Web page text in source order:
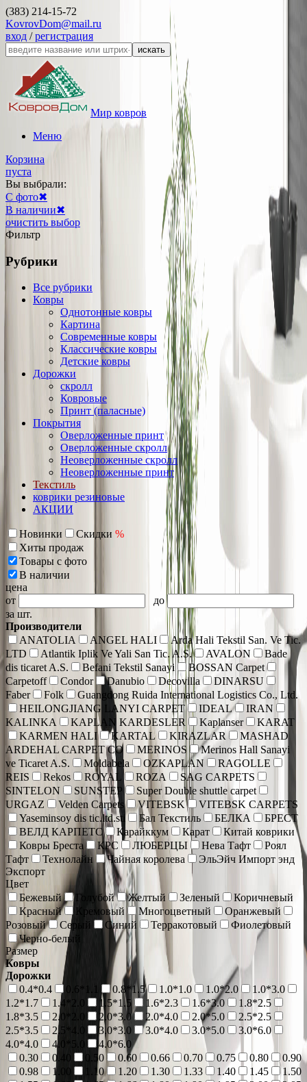
(383) 214-15-72
KovrovDom@mail.ru
вход /регистрация
искать
Мир ковров
Меню
Корзина
пуста
Вы выбрали:
С фото✖
В наличии✖
очистить выбор
Фильтр
Рубрики
Все рубрики
Ковры
Однотонные ковры
Картина
Современные ковры
Классические ковры
Детские ковры
Дорожки
скролл
Ковровые
Принт (паласные)
Покрытия
Оверложенные принт
Оверложенные скролл
Неоверложенные скролл
Неоверложенные принт
Текстиль
коврики резиновые
АКЦИИ
Новинки Скидки %
Хиты продаж
Товары с фото
В наличии
цена
от
до
за шт.
Производители
ANATOLIA
ANGEL HALI
Arda Hali Tekstil San. Ve Tic.
LTD
Atlantik Iplik Ve Yali San Tic. A.S. AVALON
Bade
dis ticaret A.S.
Befani Tekstil Sanayi
BOSSAN Carpet
Carpetoff
Condor Danubio Decovilla
DINARSU
Faber
Folk
Guangdong Ruida International Logistics Co., Ltd.
HEILONGJIANG LANYI CARPET
IDEAL
IRAN
KALINKA
KAPLAN KARDESLER Kaplanser
KARAT
KARMEN HALI
KARTAL KIRAZLAR
MASHAD
ARDEHAL CARPET CO
MERINOS
Merinos Hall Sanayi
ve Ticaret A.S.
Moldabela OZKAPLAN
RAGOLLE
REIS
Rekos ROYAL ROZA
SAG CARPETS
SINTELON
SUNSTEP
Super Double shuttle carpet
URGAZ
Velden Carpets VITEBSK
VITEBSK CARPETS
Yaseminsoy dis tic.ltd.sti
Бал Текстиль БЕЛКА
БРЕСТ
ВЕЛД КАРПЕТС
Карайккум Карат
Китай коврики
Ковры Бреста
КРС ЛЮБЕРЦЫ Нева Тафт
Роял
Тафт
Технолайн Чайная королева
ЭльЭйч Импорт энд
Экспорт
Цвет
Бежевый
Голубой Желтый Зеленый
Коричневый
Красный
Кремовый Многоцветный
Оранжевый
Розовый
Серый Синий Терракотовый
Фиолетовый
Черно-белый
Размер
Ковры
Дорожки
0.4*0.4
0.6*1.1 0.8*1.5 1.0*1.0 1.0*2.0
1.0*3.0
1.2*1.7
1.4*2.0 1.5*1.5 1.6*2.3 1.6*3.0
1.8*2.5
1.8*3.5
2.0*2.0 2.0*3.0 2.0*4.0 2.0*5.0
2.5*2.5
2.5*3.5
2.5*4.0 3.0*3.0 3.0*4.0 3.0*5.0
3.0*6.0
4.0*4.0
4.0*5.0
4.0*6.0
0.30
0.40 0.50 0.60 0.66 0.70 0.75 0.80
0.90
0.98
1.00 1.10 1.20 1.30 1.33 1.40 1.45
1.50